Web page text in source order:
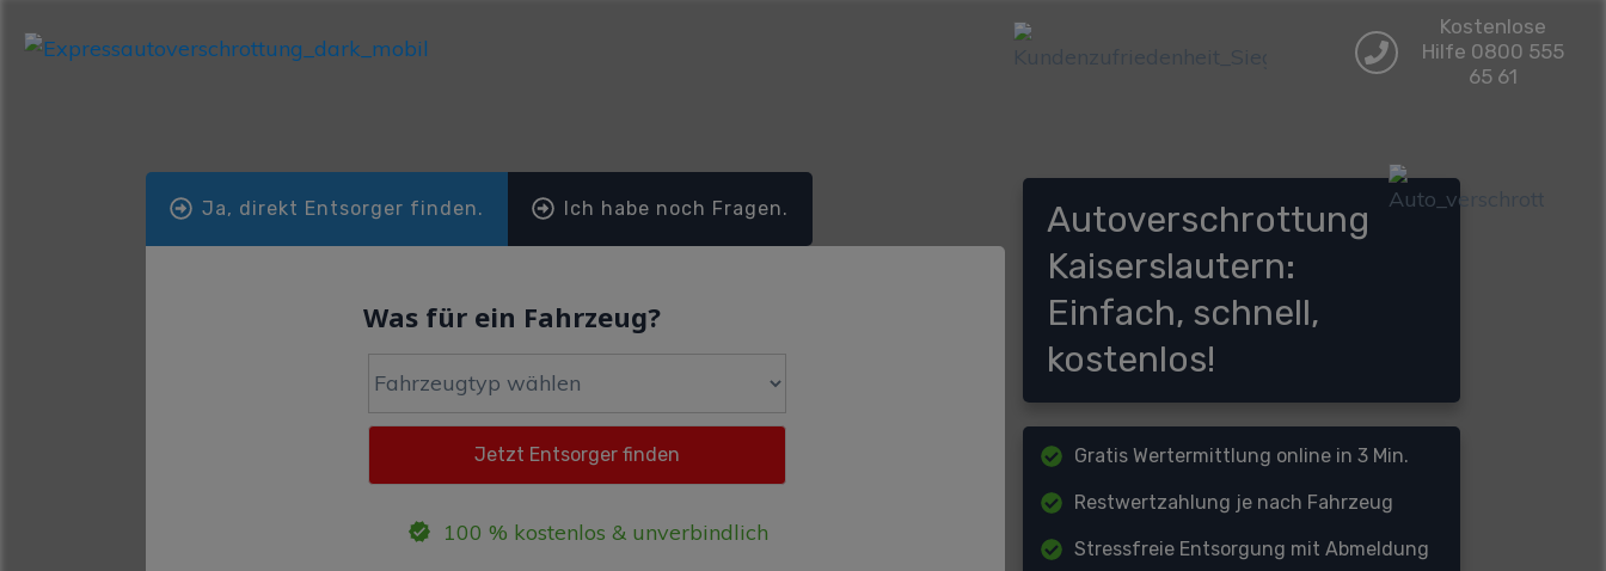
Kostenlose
Hilfe 0800 555
65 61
Ja, direkt Entsorger finden. Ich habe noch Fragen.
Was für ein Fahrzeug?
100 % kostenlos & unverbindlich
Autoverschrottung
Kaiserslautern:
Einfach, schnell,
kostenlos!
Gratis Wertermittlung online in 3 Min.
Restwertzahlung je nach Fahrzeug
Stressfreie Entsorgung mit Abmeldung